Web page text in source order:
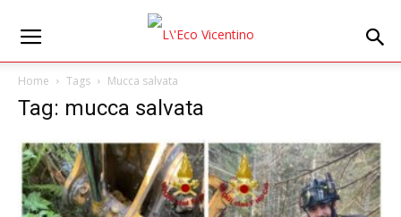
Home Tags Mucca salvata
Tag: mucca salvata